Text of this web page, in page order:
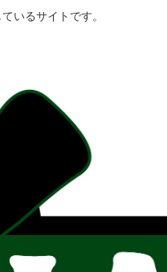
いるサイトです。